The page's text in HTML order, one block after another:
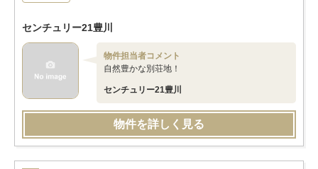
センチュリー21豊川
物件担当者コメント
自然豊かな別荘地！
センチュリー21豊川
物件を詳しく見る